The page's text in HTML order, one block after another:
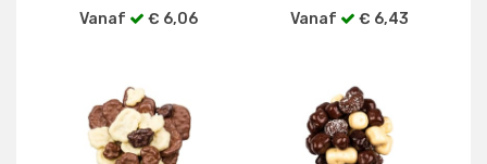
Vanaf € 6,06 Vanaf € 6,43